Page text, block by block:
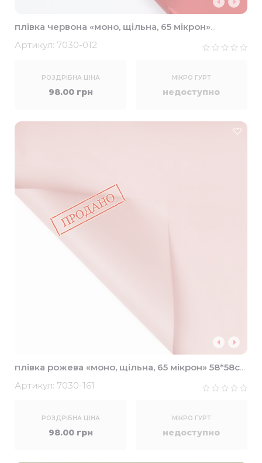
плівка червона «моно, щільна, 65 мікрон»
58*58см (20шт)
Артикул: 7030-012
РОЗДРІБНА ЦІНА
98.00 грн
МІКРО ГУРТ
недоступно
плівка рожева «моно, щільна, 65 мікрон» 58*58см
(20шт)
Артикул: 7030-161
РОЗДРІБНА ЦІНА
98.00 грн
МІКРО ГУРТ
недоступно